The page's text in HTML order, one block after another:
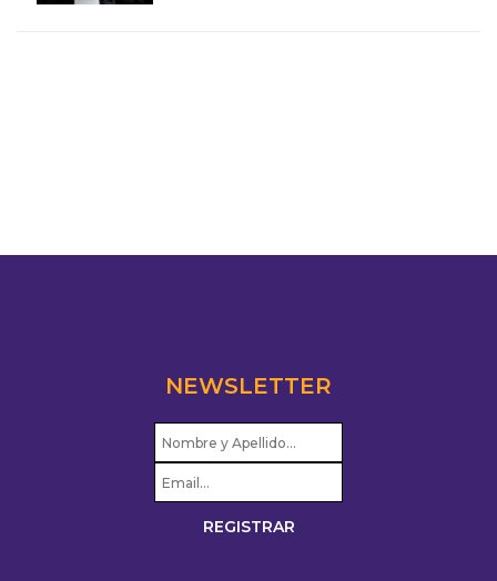
NEWSLETTER